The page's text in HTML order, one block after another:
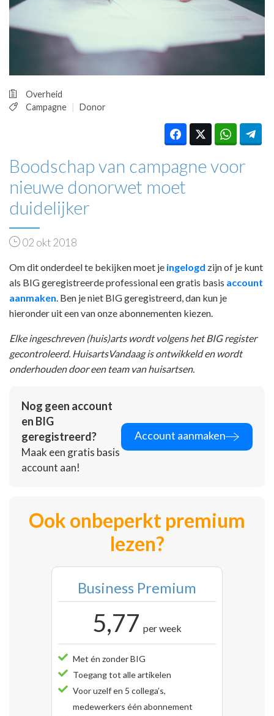
TARIEVEN
VPHUISARTSEN
REGISTRATIE
Overheid
Campagne
Donor
Boodschap van campagne voor
nieuwe donorwet moet
duidelijker
02 okt 2018
Om dit onderdeel te bekijken moet je ingelogd zijn of je kunt
als BIG geregistreerde professional een gratis basis account
aanmaken . Ben je niet BIG geregistreerd, dan kun je
hieronder uit een van onze abonnementen kiezen.
Elke ingeschreven (huis)arts wordt volgens het BIG register
gecontroleerd. HuisartsVandaag is ontwikkeld en wordt
onderhouden door een team van huisartsen.
Nog geen account
en BIG
geregistreerd?
Maak een gratis basis
account aan!
Account aanmaken
Ook onbeperkt premium
lezen?
Business Premium
5,77 per week
Met én zonder BIG
Toegang tot alle artikelen
Voor uzelf en 5 collega’s,
medewerkers één abonnement